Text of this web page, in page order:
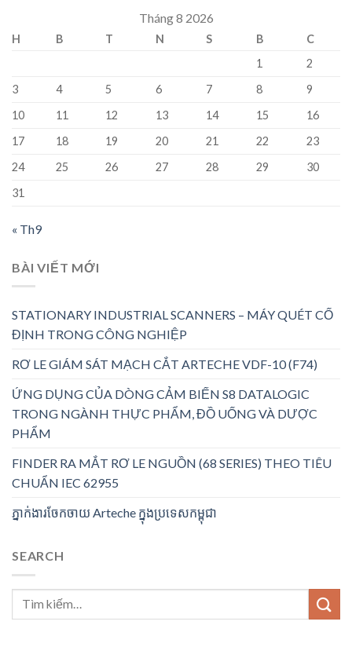
Tháng 8 2026
H B T N S B
C
1
2
3
4 5 6 7 8
9
10
11 12 13 14 15
16
17
18 19 20 21 22
23
24
25 26 27 28 29
30
31
« Th9
BÀI VIẾT MỚI
STATIONARY INDUSTRIAL SCANNERS – MÁY QUÉT CỐ
ĐỊNH TRONG CÔNG NGHIỆP
RƠ LE GIÁM SÁT MẠCH CẮT ARTECHE VDF-10 (F74)
ỨNG DỤNG CỦA DÒNG CẢM BIẾN S8 DATALOGIC
TRONG NGÀNH THỰC PHẨM, ĐỒ UỐNG VÀ DƯỢC
PHẨM
FINDER RA MẮT RƠ LE NGUỒN (68 SERIES) THEO TIÊU
CHUẨN IEC 62955
ភ្នាក់ងារចែកចាយ Arteche ក្នុងប្រទេសកម្ពុជា
SEARCH